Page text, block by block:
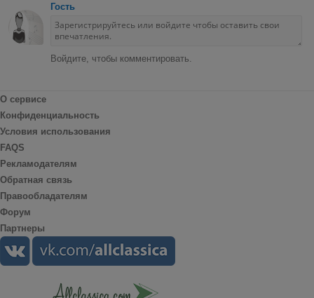
Гость
Войдите, чтобы комментировать.
О сервисе
Конфиденциальность
Условия использования
FAQS
Рекламодателям
Обратная связь
Правообладателям
Форум
Партнеры